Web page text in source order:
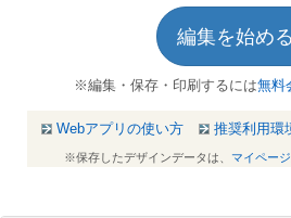
編集を始め
※編集・保存・印刷するには無料
Webアプリの使い方 推奨利用環
※保存したデザインデータは、 マイページ